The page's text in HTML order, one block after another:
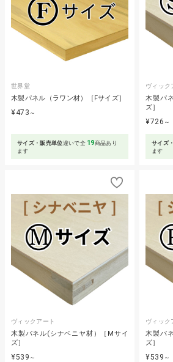
世界堂
木製パネル（ラワン材）［Fサイズ］
¥473 ～
サイズ・販売単位違いで全 19商品あり
ます
ヴィック
木製パ
ズ］
¥726 ～
サイズ
ます
ヴィックアート
木製パネル(シナベニヤ材）［Mサイ
ズ］
¥539 ～
ヴィック
木製パ
ズ］
¥539 ～